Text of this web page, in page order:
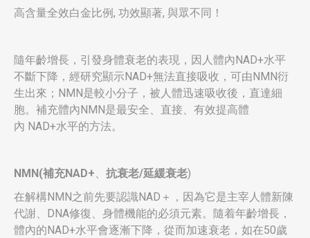
高含量全效白金比例, 功效顯著, 與眾不同！
隨年齡增長，引發身體衰老的表現，因人體內NAD+水平
不斷下降，經研究顯示NAD+無法直接吸收，可由NMN衍
生出來；NMN是較小分子，被人體迅速吸收後，直達細
胞。補充體內NMN是最安全、直接、有效提高體
內 NAD+水平的方法。
NMN(補充NAD+、 抗衰老/延緩衰老)
在解構NMN之前先要認識NAD＋，因為它是主宰人體新陳
代謝、DNA修復、身體機能的必須元素。隨着年齡增長，
體內的NAD+水平會逐漸下降，從而加速衰老，如在50歲